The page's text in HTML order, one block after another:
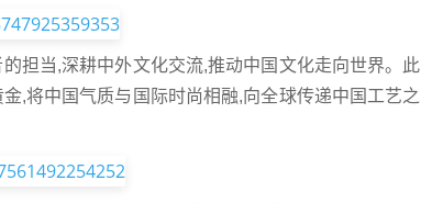
担当,深耕中外文化交流,推动中国文化走向世界。此
,将中国气质与国际时尚相融,向全球传递中国工艺之